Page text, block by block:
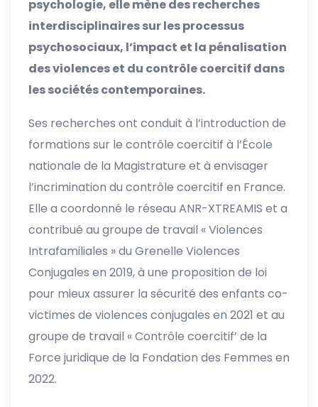
psychologie, elle mène des recherches
interdisciplinaires sur les processus
psychosociaux, l’impact et la pénalisation
des violences et du contrôle coercitif dans
les sociétés contemporaines.
Ses recherches ont conduit à l’introduction de
formations sur le contrôle coercitif à l’École
nationale de la Magistrature et à envisager
l’incrimination du contrôle coercitif en France.
Elle a coordonné le réseau ANR-XTREAMIS et a
contribué au groupe de travail « Violences
Intrafamiliales » du Grenelle Violences
Conjugales en 2019, à une proposition de loi
pour mieux assurer la sécurité des enfants co-
victimes de violences conjugales en 2021 et au
groupe de travail « Contrôle coercitif’ de la
Force juridique de la Fondation des Femmes en
2022.